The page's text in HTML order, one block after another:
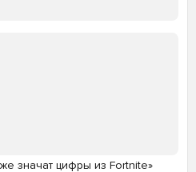
значат цифры из Fortnite»